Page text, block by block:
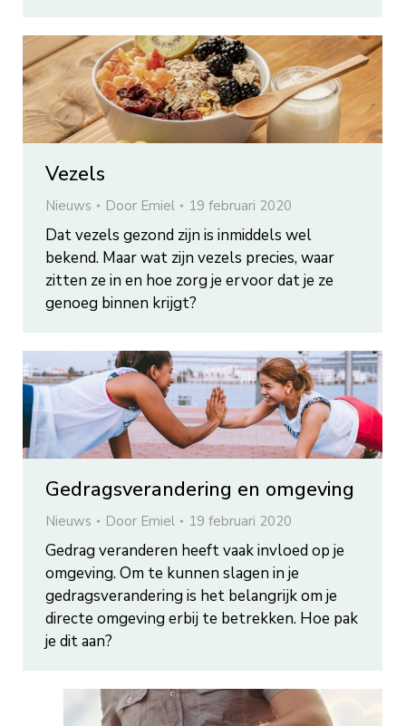
Vezels
Nieuws Door Emiel 19 februari 2020
Dat vezels gezond zijn is inmiddels wel
bekend. Maar wat zijn vezels precies, waar
zitten ze in en hoe zorg je ervoor dat je ze
genoeg binnen krijgt?
Gedragsverandering en omgeving
Nieuws Door Emiel 19 februari 2020
Gedrag veranderen heeft vaak invloed op je
omgeving. Om te kunnen slagen in je
gedragsverandering is het belangrijk om je
directe omgeving erbij te betrekken. Hoe pak
je dit aan?